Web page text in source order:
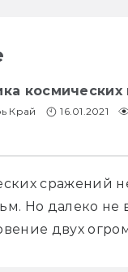
Край 16.01.2021
сражений
Но далеко не
двух